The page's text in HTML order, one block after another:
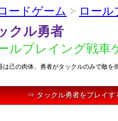
ードゲーム > ロー
クル勇者
ルプレイング戦車
は己の肉体、勇者がタックルのみで敵を
⇒ タックル勇者をプレイす